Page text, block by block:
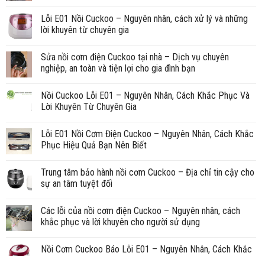
Lỗi E01 Nồi Cuckoo – Nguyên nhân, cách xử lý và những
lời khuyên từ chuyên gia
Sửa nồi cơm điện Cuckoo tại nhà – Dịch vụ chuyên
nghiệp, an toàn và tiện lợi cho gia đình bạn
Nồi Cuckoo Lỗi E01 – Nguyên Nhân, Cách Khắc Phục Và
Lời Khuyên Từ Chuyên Gia
Lỗi E01 Nồi Cơm Điện Cuckoo – Nguyên Nhân, Cách Khắc
Phục Hiệu Quả Bạn Nên Biết
Trung tâm bảo hành nồi cơm Cuckoo – Địa chỉ tin cậy cho
sự an tâm tuyệt đối
Các lỗi của nồi cơm điện Cuckoo – Nguyên nhân, cách
khắc phục và lời khuyên cho người sử dụng
Nồi Cơm Cuckoo Báo Lỗi E01 – Nguyên Nhân, Cách Khắc